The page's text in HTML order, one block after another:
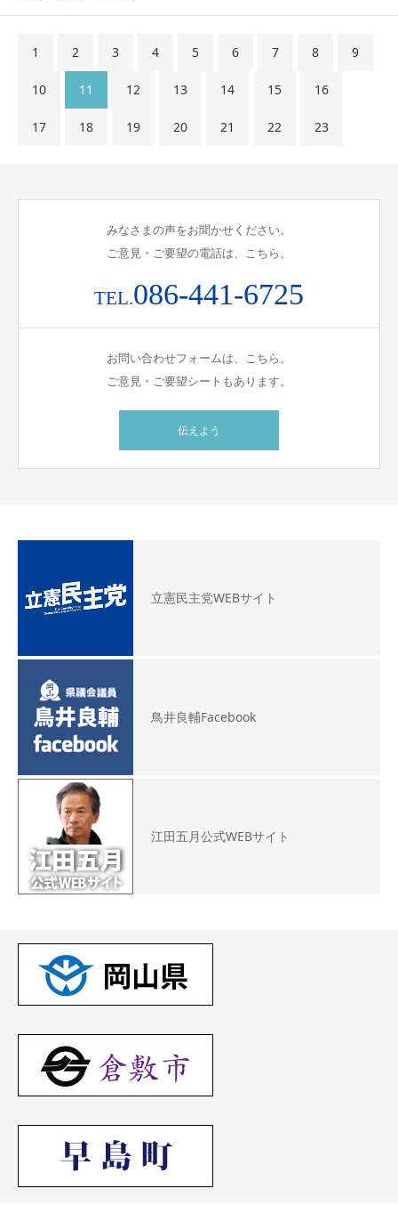
1 2 3 4 5 6 7 8 9
10 11 12 13 14 15 16
17 18 19 20 21 22 23
みなさまの声をお聞かせください。
ご意見・ご要望の電話は、こちら。
TEL.086-441-6725
お問い合わせフォームは、こちら。
ご意見・ご要望シートもあります。
伝えよう
立憲民主党WEBサイト
鳥井良輔Facebook
江田五月公式WEBサイト